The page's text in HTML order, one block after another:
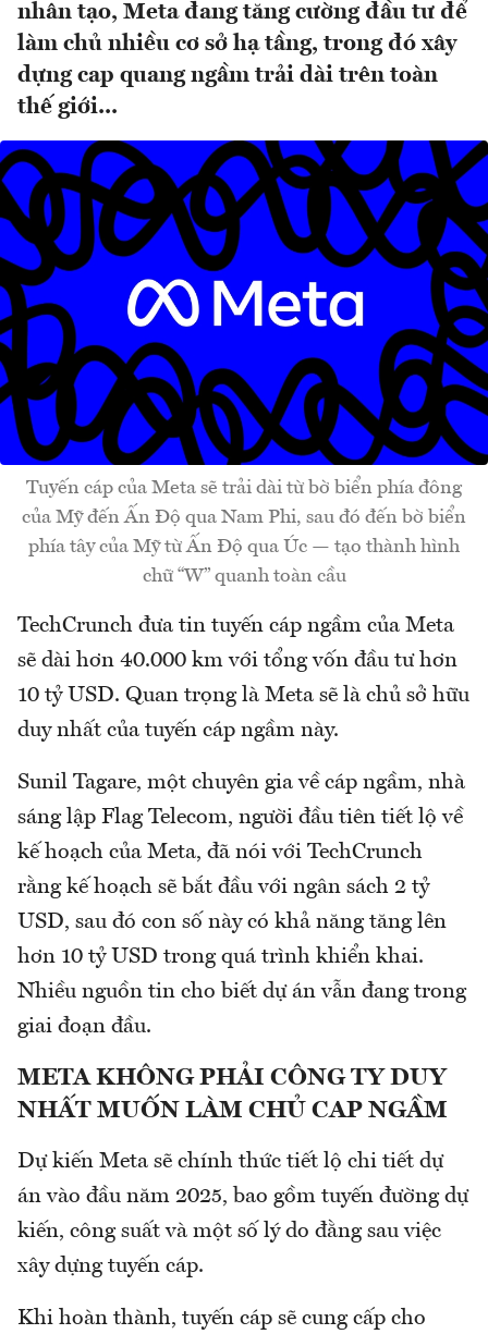
nhân tạo, Meta đang tăng cường đầu tư để
làm chủ nhiều cơ sở hạ tầng, trong đó xây
dựng cap quang ngầm trải dài trên toàn
thế giới...
Tuyến cáp của Meta sẽ trải dài từ bờ biển phía đông
của Mỹ đến Ấn Độ qua Nam Phi, sau đó đến bờ biển
phía tây của Mỹ từ Ấn Độ qua Úc — tạo thành hình
chữ “W” quanh toàn cầu
TechCrunch đưa tin tuyến cáp ngầm của Meta
sẽ dài hơn 40.000 km với tổng vốn đầu tư hơn
10 tỷ USD. Quan trọng là Meta sẽ là chủ sở hữu
duy nhất của tuyến cáp ngầm này.
Sunil Tagare, một chuyên gia về cáp ngầm, nhà
sáng lập Flag Telecom, người đầu tiên tiết lộ về
kế hoạch của Meta, đã nói với TechCrunch
rằng kế hoạch sẽ bắt đầu với ngân sách 2 tỷ
USD, sau đó con số này có khả năng tăng lên
hơn 10 tỷ USD trong quá trình khiển khai.
Nhiều nguồn tin cho biết dự án vẫn đang trong
giai đoạn đầu.
META KHÔNG PHẢI CÔNG TY DUY
NHẤT MUỐN LÀM CHỦ CAP NGẦM
Dự kiến Meta sẽ chính thức tiết lộ chi tiết dự
án vào đầu năm 2025, bao gồm tuyến đường dự
kiến, công suất và một số lý do đằng sau việc
xây dựng tuyến cáp.
Khi hoàn thành, tuyến cáp sẽ cung cấp cho